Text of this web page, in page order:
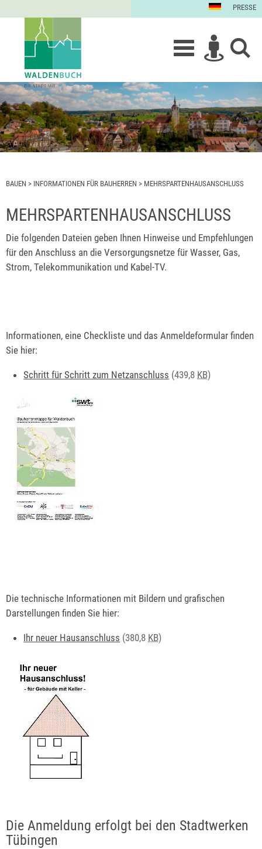
PRESSE
BAUEN > INFORMATIONEN FÜR BAUHERREN > MEHRSPARTENHAUSANSCHLUSS
MEHRSPARTENHAUSANSCHLUSS
Die folgenden Dateien geben Ihnen Hinweise und Empfehlungen
für den Anschluss an die Versorgungsnetze für Wasser, Gas,
Strom, Telekommunikation und Kabel-TV.
Informationen, eine Checkliste und das Anmeldeformular finden
Sie hier:
Schritt für Schritt zum Netzanschluss (439,8 KB)
Die technische Informationen mit Bildern und grafischen
Darstellungen finden Sie hier:
Ihr neuer Hausanschluss (380,8 KB)
Die Anmeldung erfolgt bei den Stadtwerken
Tübingen